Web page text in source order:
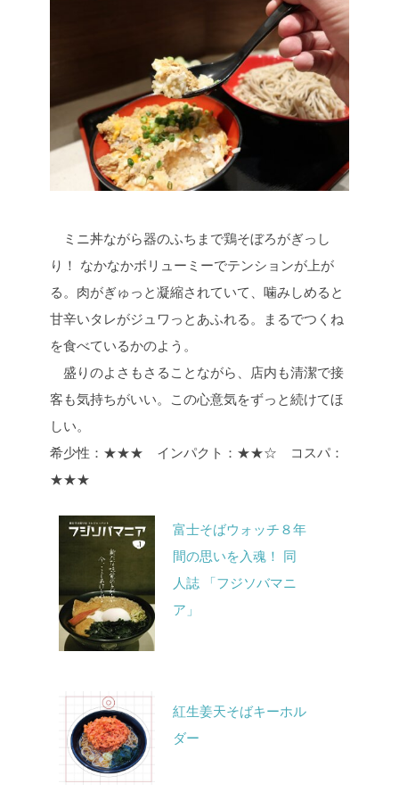
ミニ丼ながら器のふちまで鶏そぼろがぎっし
り！ なかなかボリューミーでテンションが上が
る。肉がぎゅっと凝縮されていて、噛みしめると
甘辛いタレがジュワっとあふれる。まるでつくね
を食べているかのよう。
盛りのよさもさることながら、店内も清潔で接
客も気持ちがいい。この心意気をずっと続けてほ
しい。
希少性：★★★ インパクト：★★☆ コスパ：
★★★
富士そばウォッチ８年
間の思いを入魂！ 同
人誌 「フジソバマニ
ア」
紅生姜天そばキーホル
ダー